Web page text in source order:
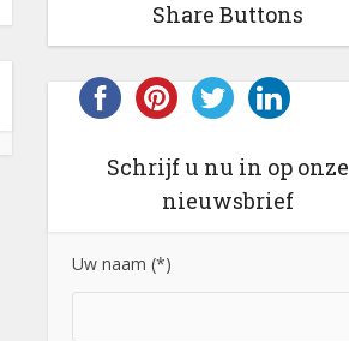
Share Buttons
Schrijf u nu in op onze
nieuwsbrief
Uw naam (*)